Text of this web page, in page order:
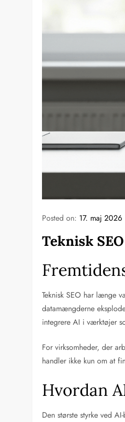
Posted on: 17. maj 2026
Teknisk
Teknisk SEO har længe
datamængderne
integrere AI i værktøjer
For virksomheder, der
handler ikke kun om at
Hvordan
Den største styrke ved